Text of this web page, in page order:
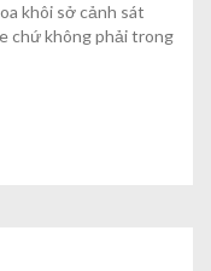
khôi sở cảnh sát
chứ không phải trong